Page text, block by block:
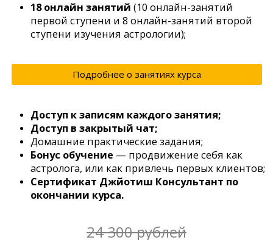
18 онлайн занятий (10 онлайн-занятий
первой ступени и 8 онлайн-занятий второй
ступени изучения астрологии);
Подробнее о занятиях курса
Доступ к записям каждого занятия;
Доступ в закрытый чат;
Домашние практические задания;
Бонус обучение — продвижение себя как
астролога, или как привлечь первых клиентов;
Сертификат Джйотиш Консультант по
окончании курса.
24 300 рублей